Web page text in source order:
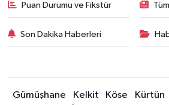
Puan Durumu ve Fikstür
Son Dakika Haberleri
Gümüşhane Kelkit Köse Kürtün